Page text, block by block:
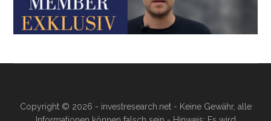
Copyright © 2026 - investresearch.net - Keine Gewähr, alle